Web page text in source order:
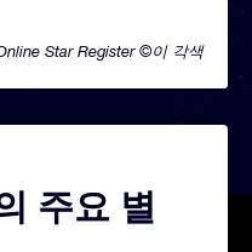
Star Register ©이 각색
주요 별